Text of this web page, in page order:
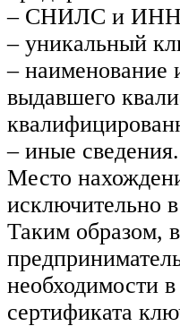
– СНИЛС и
– уникальный
– наименование
выдавшего
– иные сведения.
Место
исключительно
Таким образом,
необходимости
сертификата